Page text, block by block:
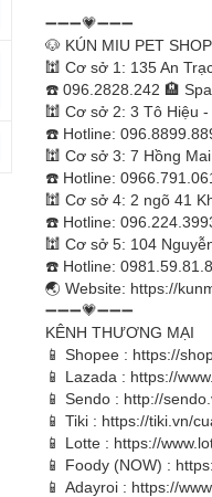
➖➖➖💗➖➖➖
🐶 KÚN MIU PET
🕍 Cơ sở 1: 135 An
☎️ 096.2828.242 🏨
🕍 Cơ sở 2: 3 Tô Hiệu
☎️ Hotline:
🕍 Cơ sở 3: 7 Hồng
☎️ Hotline:
🕍 Cơ sở 4: 2 ngõ 41
☎️ Hotline:
🕍 Cơ sở 5: 104
☎️ Hotline:
🌏 Website: https://
➖➖➖💗➖➖➖
KÊNH THƯƠNG MẠI
📱 Shopee : https://
📱 Lazada : https://
📱 Sendo : http://
📱 Tiki : https://tiki.vn/
📱 Lotte : https://
📱 Foody (NOW) :
📱 Adayroi : https://